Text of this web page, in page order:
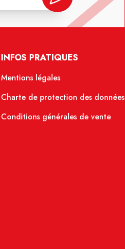
INFOS PRATIQUES
Mentions légales
Charte de protection des données
Conditions générales de vente